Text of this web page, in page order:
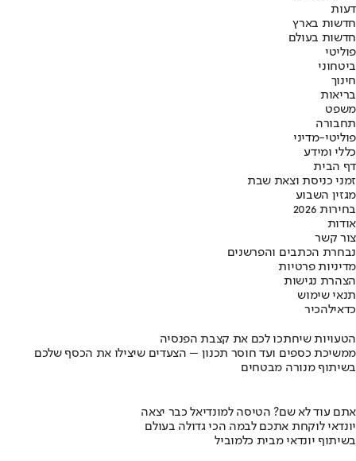
דעות
חדשות בארץ
חדשות בעולם
פוליטי
ביטחוני
חינוך
בריאות
משפט
תחבורה
פוליטי-מדיני
כללי ומידע
דף הבית
זמני כניסת וצאת שבת
מגזין השבוע
בחירות 2026
אודות
צור קשר
נבחרת הכתבים והפרשנים
מדיניות פרטיות
הצהרת נגישות
תנאי שימוש
כדאילהכיר
הטעויות שיחתכו לכם את קצבת הפנסיה
ממשיכת כספים ועד חוסר תכנון – הצעדים שיצילו את הכסף שלכם
בשיתוף מנורה מבטחים
אתם עוד לא שם? הטיסה למונדיאל כבר יצאה
יונדאי לוקחת אתכם לבמה הכי גדולה בעולם
בשיתוף יונדאי מבית כלמוביל